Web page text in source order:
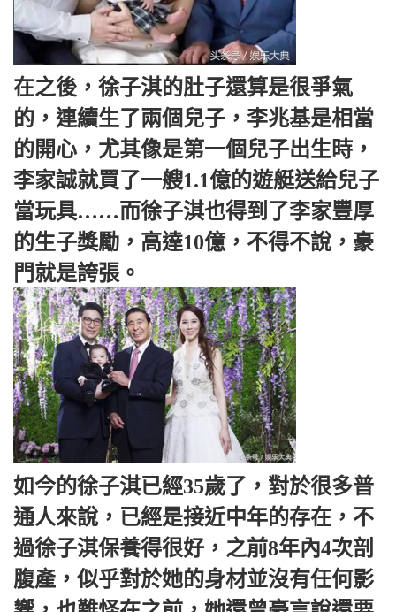
在之後，徐子淇的肚子還算是很爭氣
的，連續生了兩個兒子，李兆基是相當
的開心，尤其像是第一個兒子出生時，
李家誠就買了一艘1.1億的遊艇送給兒子
當玩具……而徐子淇也得到了李家豐厚
的生子獎勵，高達10億，不得不說，豪
門就是誇張。
如今的徐子淇已經35歲了，對於很多普
通人來說，已經是接近中年的存在，不
過徐子淇保養得很好，之前8年內4次剖
腹產，似乎對於她的身材並沒有任何影